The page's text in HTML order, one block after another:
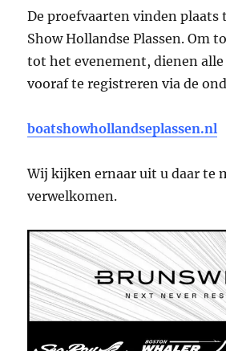
De proefvaarten vinden plaats
Show Hollandse Plassen. Om
tot het evenement, dienen alle
vooraf te registreren via de
boatshowhollandseplassen.nl
Wij kijken ernaar uit u daar te
verwelkomen.